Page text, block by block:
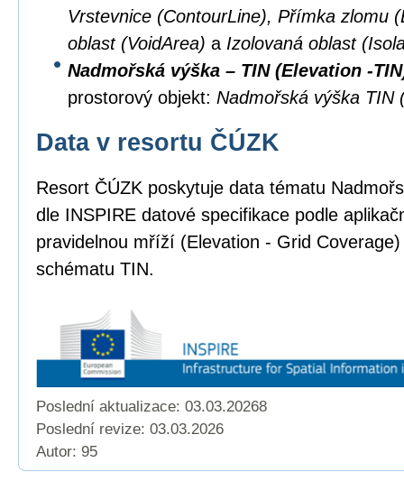
Vrstevnice (ContourLine), Přímka zlomu
oblast (VoidArea) a Izolovaná oblast
Nadmořská výška – TIN (Elevation -
prostorový objekt: Nadmořská výška TIN
Data v resortu ČÚZK
Resort ČÚZK poskytuje data tématu
dle INSPIRE datové specifikace podle
pravidelnou mříží (Elevation - Grid
schématu TIN.
Poslední aktualizace: 03.03.20268
Poslední revize: 03.03.2026
Autor: 95